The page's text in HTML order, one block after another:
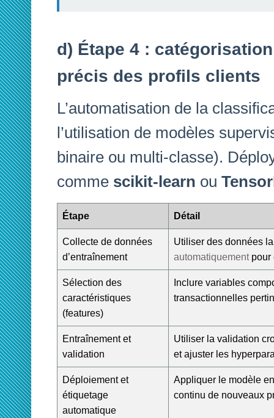
d) Étape 4 :
précis des profils clients
L’automatisation de la
l’utilisation de modèles
binaire ou multi-classe).
comme scikit-learn ou
Étape Détail
Collecte de données
d’entraînement
Utiliser des données
automatiquementpour
Sélection des
caractéristiques
(features)
Inclure variables
transactionnelles
Entraînement et
validation
Utiliser la validation
et ajuster les
Déploiement et
étiquetage
automatique
Appliquer le modèle
continu de nouveaux